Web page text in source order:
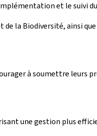
et le suivi
la Biodiversité, ainsi
à soumettre leurs
une gestion plus